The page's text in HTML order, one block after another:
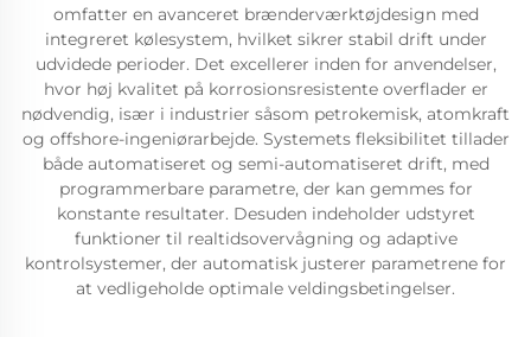
omfatter en avanceret brænderværktøjdesign med
integreret kølesystem, hvilket sikrer stabil drift under
udvidede perioder. Det excellerer inden for anvendelser,
hvor høj kvalitet på korrosionsresistente overflader er
nødvendig, især i industrier såsom petrokemisk, atomkraft
og offshore-ingeniørarbejde. Systemets fleksibilitet tillader
både automatiseret og semi-automatiseret drift, med
programmerbare parametre, der kan gemmes for
konstante resultater. Desuden indeholder udstyret
funktioner til realtidsovervågning og adaptive
kontrolsystemer, der automatisk justerer parametrene for
at vedligeholde optimale veldingsbetingelser.